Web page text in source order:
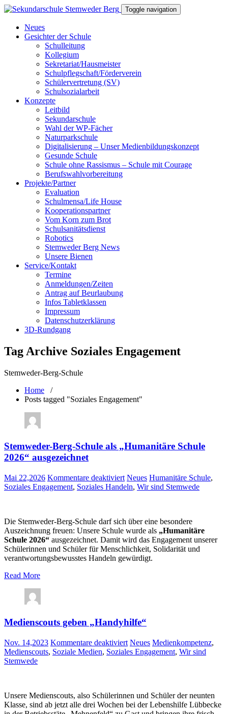
Toggle navigation
Neues
Gesichter der Schule
Schulleitung
Kollegium
Sekretariat/Hausmeister
Schulpflegschaft/Förderverein
Schülervertretung (SV)
Schulsozialarbeit
Konzepte
Leitbild
Sekundarschule
Wahl der WP-Fächer
Naturparkschule
Digitalisierung – Unser Medienbildungskonzept
Gesunde Schule
Schule ohne Rassismus – Schule mit Courage
Berufswahlvorbereitung
Projekte/Partner
Evaluation
Schulmensa/Life House
Kooperationspartner
Vom Korn zum Brot
Schulsanitätsdienst
Robotics
Stemweder Berg News
Unsere Bienen
Service/Kontakt
Termine
Anmeldungen/Zeiten
Antrag auf Beurlaubung
Infos Tabletklassen
Impressum
Datenschutzerklärung
3D-Rundgang
Tag Archive Soziales Engagement
Stemweder-Berg-Schule
Home /
Posts tagged "Soziales Engagement"
Stemweder-Berg-Schule als „Humanitäre Schule
2026“ ausgezeichnet
Mai 22,2026 Kommentare deaktiviertfür
Stemweder-
„Humanitäre
Schule
2026“
ausgezeichnet
Neues Humanitäre Schule,
Soziales Engagement, Soziales Handeln, Wir sind Stemwede
Die Stemweder-Berg-Schule darf sich über eine besondere
Auszeichnung freuen: Unsere Schule wurde als „Humanitäre
Schule 2026“ ausgezeichnet. Damit wird das Engagement unserer
Schülerinnen und Schüler für Menschlichkeit, Solidarität und
verantwortungsbewusstes Handeln gewürdigt.
Read More
Medienscouts geben „Handyhilfe“
Nov. 14,2023 Kommentare deaktiviertfür
Medienscouts
Neues Medienkompetenz,
Medienscouts, Soziale Medien, Soziales Engagement, Wir sind
Stemwede
Unsere Medienscouts, also Schülerinnen und Schüler der neunten
Klasse, sind ab jetzt alle drei Wochen bei der Lebenshilfe Lübbecke